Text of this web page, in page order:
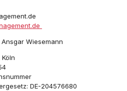
Wiesemann
DE-204576680